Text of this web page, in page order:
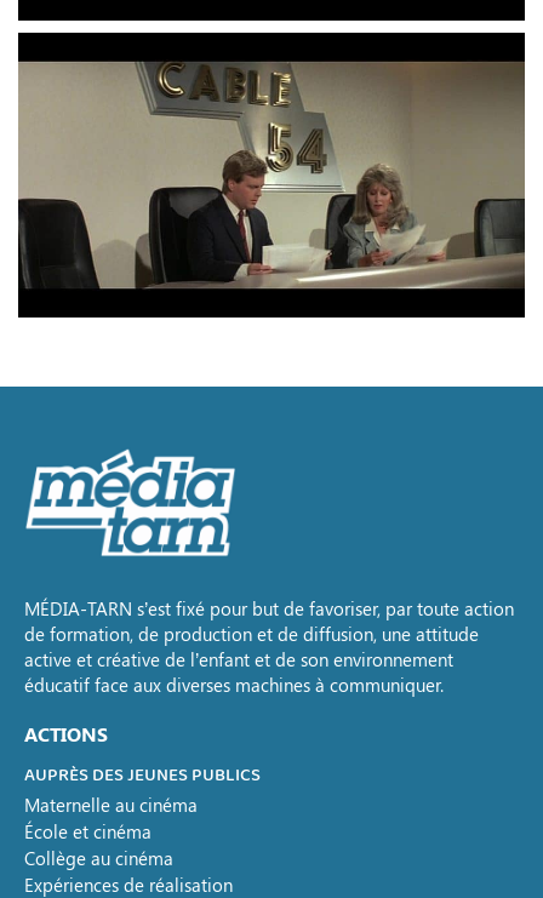
MÉDIA-TARN s’est fixé pour but de favoriser, par toute action
de formation, de production et de diffusion, une attitude
active et créative de l’enfant et de son environnement
éducatif face aux diverses machines à communiquer.
ACTIONS
AUPRÈS DES JEUNES PUBLICS
Maternelle au cinéma
École et cinéma
Collège au cinéma
Expériences de réalisation